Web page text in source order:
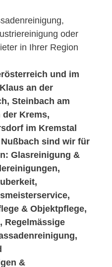
oder
in Ihrer Region
und im
an der
Steinbach am
Krems,
im Kremstal
sind wir für
Glasreinigung &
& Objektpflege,
Regelmässige
&